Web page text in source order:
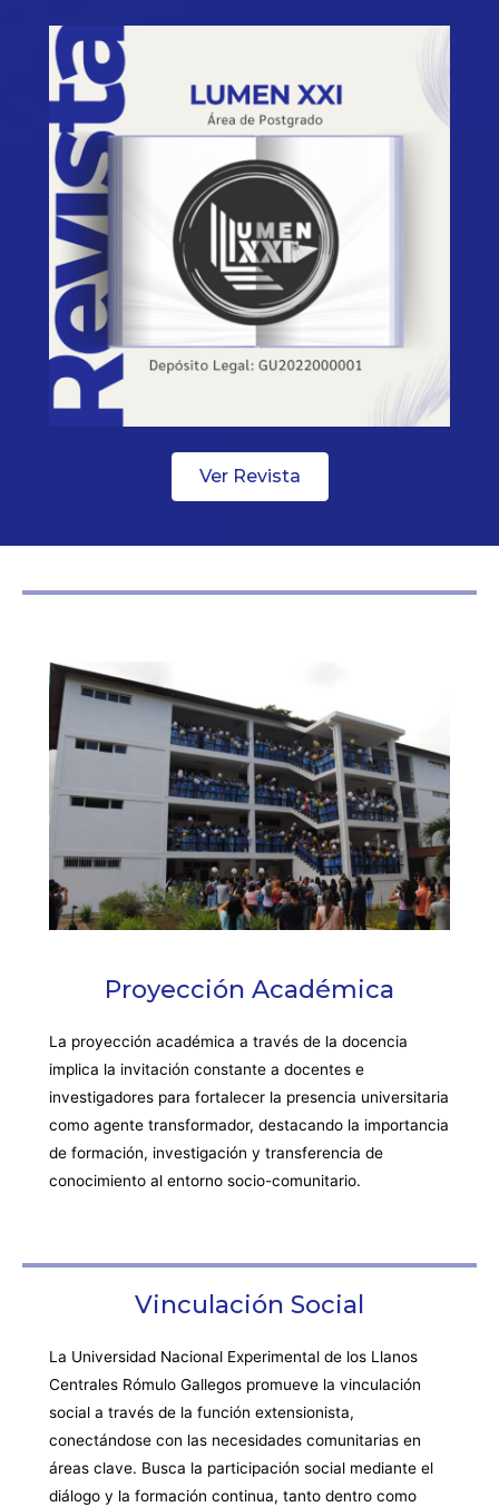
Ver Revista
Proyección Académica
La proyección académica a través de la docencia
implica la invitación constante a docentes e
investigadores para fortalecer la presencia universitaria
como agente transformador, destacando la importancia
de formación, investigación y transferencia de
conocimiento al entorno socio-comunitario.
Vinculación Social
La Universidad Nacional Experimental de los Llanos
Centrales Rómulo Gallegos promueve la vinculación
social a través de la función extensionista,
conectándose con las necesidades comunitarias en
áreas clave. Busca la participación social mediante el
diálogo y la formación continua, tanto dentro como